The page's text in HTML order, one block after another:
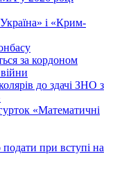
і «Крим-
за кордоном
до здачі ЗНО з
«Математичні
при вступі на